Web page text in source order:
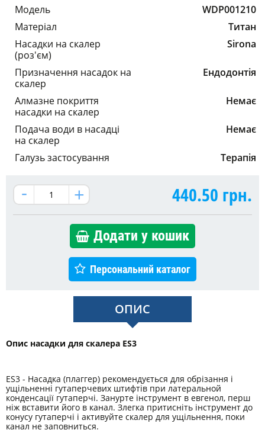
Модель
WDP001210
Матеріал
Титан
Насадки на скалер
(роз'єм)
Sirona
Призначення насадок на
скалер
Ендодонтія
Алмазне покриття
насадки на скалер
Немає
Подача води в насадці
на скалер
Немає
Галузь застосування Терапія
440.50 грн.
Додати у кошик
Персональний каталог
ОПИС
Опис насадки для скалера ES3
ES3 - Насадка (плаггер) рекомендується для обрізання і
ущільненні гутаперчевих штифтів при латеральной
конденсації гутаперчі. Занурте інструмент в евгенол, перш
ніж вставити його в канал. Злегка притисніть інструмент до
конусу гутаперчі і активуйте скалер для ущільнення, поки
канал не заповниться.